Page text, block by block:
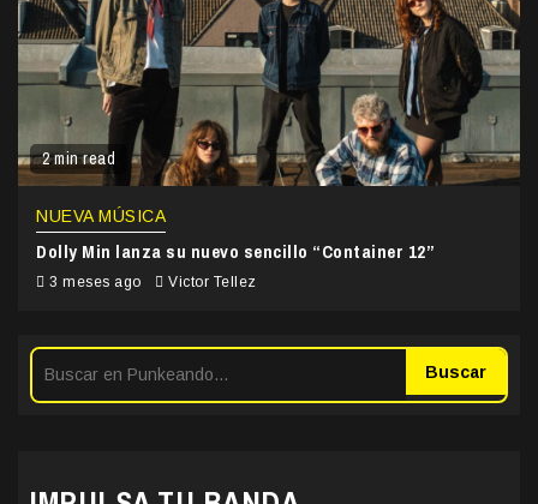
2 min read
NUEVA MÚSICA
Dolly Min lanza su nuevo sencillo “Container 12”
3 meses ago Victor Tellez
Buscar